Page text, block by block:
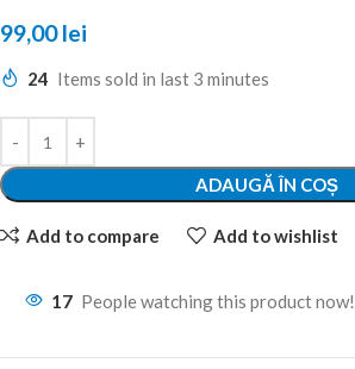
99,00lei
24 Items sold in last 3 minutes
ADAUGĂ ÎN COȘ
Add to compare Add to wishlist
17 People watching this product now!